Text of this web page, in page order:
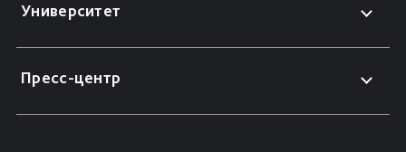
Университет
Пресс-центр